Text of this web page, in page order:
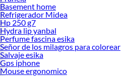
Basement home
Refrigerador Midea
Hp 250 g7
Hydra lip yanbal
Perfume fascina esika
Señor de los milagros para colorear
Salvaje esika
Gps iphone
Mouse ergonomico